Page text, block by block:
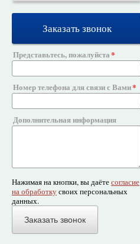
Заказать звонок
Представьтесь, пожалуйста
Номер телефона для связи с Вами
Дополнительная информация
Нажимая на кнопки, вы даётесогласие
на обработкусвоих персональных
данных.
Заказать звонок